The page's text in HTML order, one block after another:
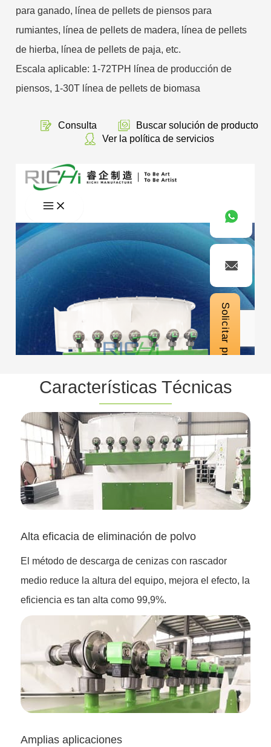
para ganado, línea de pellets de piensos para
rumiantes, línea de pellets de madera, línea de pellets
de hierba, línea de pellets de paja, etc.
Escala aplicable: 1-72TPH línea de producción de
piensos, 1-30T línea de pellets de biomasa
Consulta
Buscar solución de producto
Ver la política de servicios
Características Técnicas
Alta eficacia de eliminación de polvo
El método de descarga de cenizas con rascador
medio reduce la altura del equipo, mejora el efecto, la
eficiencia es tan alta como 99,9%.
Amplias aplicaciones